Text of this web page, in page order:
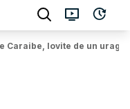
Caraibe, lovite de un